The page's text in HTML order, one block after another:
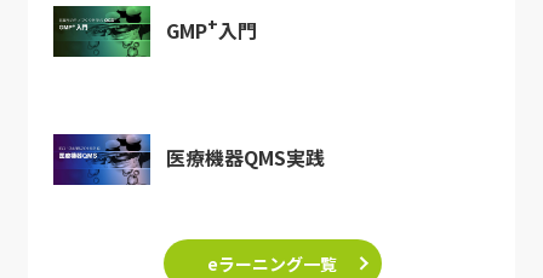
GMP+入門
医療機器QMS実践
eラーニング一覧